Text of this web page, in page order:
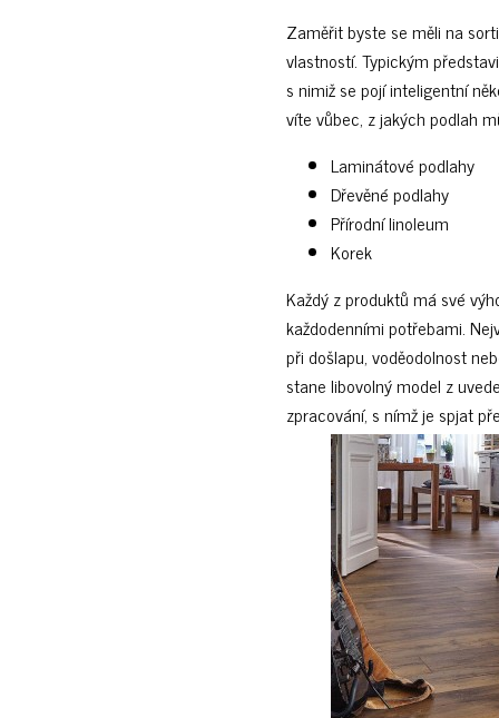
Zaměřit byste se měli na
vlastností. Typickým
s nimiž se pojí inteligentní
víte vůbec, z jakých podlah
Laminátové podlahy
Dřevěné podlahy
Přírodní linoleum
Korek
Každý z produktů má své
každodenními potřebami.
při došlapu, voděodolnost
stane libovolný model z
zpracování, s nímž je spjat